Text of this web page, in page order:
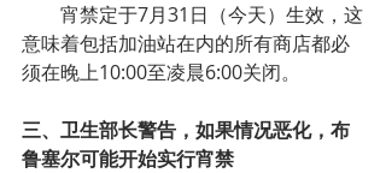
宵禁定于7月31日（今天）生效，这
意味着包括加油站在内的所有商店都必
须在晚上10:00至凌晨6:00关闭。
三、卫生部长警告，如果情况恶化，布
鲁塞尔可能开始实行宵禁